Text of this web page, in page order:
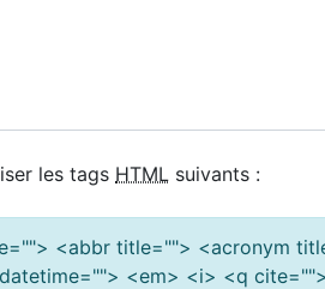
les tags HTML suivants :
<abbr title=""> <acronym
<em> <i> <q